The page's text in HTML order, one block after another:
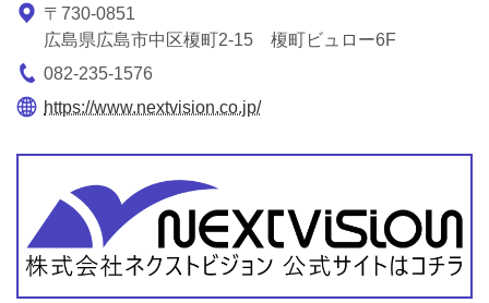
〒730-0851
広島県広島市中区榎町2-15 榎町ビュロー6F
082-235-1576
https://www.nextvision.co.jp/